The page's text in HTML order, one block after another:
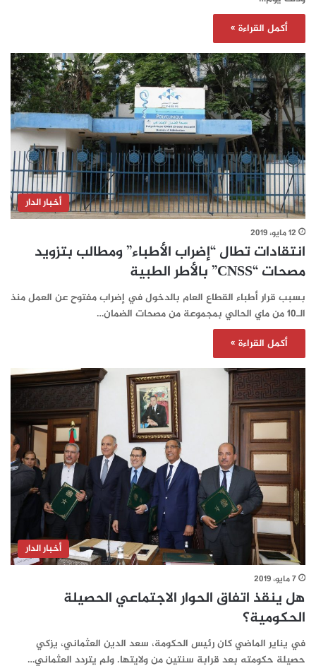
أكمل القراءة »
أخبار الدار
12 مايو، 2019
انتقادات تطال “إضراب الأطباء” ومطالب بتزويد
مصحات “CNSS” بالأطر الطبية
بسبب قرار أطباء القطاع العام بالدخول في إضراب مفتوح عن العمل منذ
الـ10 من ماي الحالي بمجموعة من مصحات الضمان…
أكمل القراءة »
أخبار الدار
7 مايو، 2019
هل ينقذ اتفاق الحوار الاجتماعي الحصيلة
الحكومية؟
في يناير الماضي كان رئيس الحكومة، سعد الدين العثماني، يزكي
حصيلة حكومته بعد قرابة سنتين من ولايتها. ولم يتردد العثماني…